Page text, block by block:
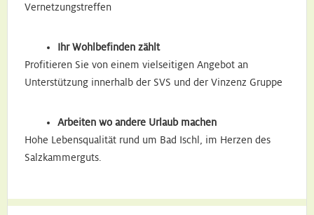
Vernetzungstreffen
Ihr Wohlbefinden zählt
Profitieren Sie von einem vielseitigen Angebot an
Unterstützung innerhalb der SVS und der Vinzenz Gruppe
Arbeiten wo andere Urlaub machen
Hohe Lebensqualität rund um Bad Ischl, im Herzen des
Salzkammerguts.